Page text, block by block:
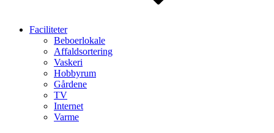
Faciliteter
Beboerlokale
Affaldsortering
Vaskeri
Hobbyrum
Gårdene
TV
Internet
Varme